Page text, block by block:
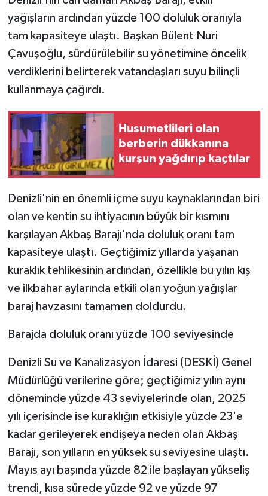
yağışların ardından yüzde 100 doluluk oranıyla
tam kapasiteye ulaştı. Başkan Bülent Nuri
Çavuşoğlu, sürdürülebilir su yönetimine öncelik
verdiklerini belirterek vatandaşları suyu bilinçli
kullanmaya çağırdı.
Husumetlileri olan
berberin dükkanına
kurşun yağdırıp kaçtılar
Denizli'nin en önemli içme suyu kaynaklarından biri
olan ve kentin su ihtiyacının büyük bir kısmını
karşılayan Akbaş Barajı'nda doluluk oranı tam
kapasiteye ulaştı. Geçtiğimiz yıllarda yaşanan
kuraklık tehlikesinin ardından, özellikle bu yılın kış
ve ilkbahar aylarında etkili olan yoğun yağışlar
baraj havzasını tamamen doldurdu.
Barajda doluluk oranı yüzde 100 seviyesinde
Denizli Su ve Kanalizasyon İdaresi (DESKİ) Genel
Müdürlüğü verilerine göre; geçtiğimiz yılın aynı
döneminde yüzde 43 seviyelerinde olan, 2025
yılı içerisinde ise kuraklığın etkisiyle yüzde 23'e
kadar gerileyerek endişeya neden olan Akbaş
Barajı, son yılların en yüksek su seviyesine ulaştı.
Mayıs ayı başında yüzde 82 ile başlayan yükseliş
trendi, kısa sürede yüzde 92 ve yüzde 97
GÜNDEM
Güvenlik
HABERDE İNSAN
İNSAN
İş Dünyası
Jandarma
Kadın
KÜLTÜR SANAT
MAGAZİN
Otomobil
SİYASET
SPOR HABERLERİ
Turizm